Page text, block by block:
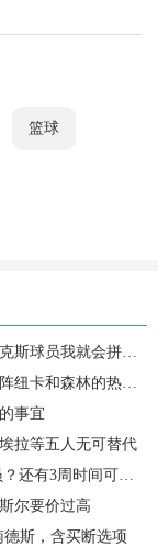
篮球
球员我就会拼全力
卡和森林的热身赛
事宜
拉等五人无可替代
有3周时间可操作
尔要价过高
斯，含买断选项